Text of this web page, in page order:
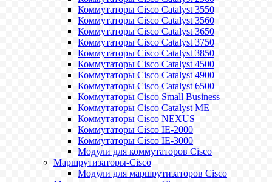
Коммутаторы Cisco Catalyst 3550
Коммутаторы Cisco Catalyst 3560
Коммутаторы Cisco Catalyst 3650
Коммутаторы Cisco Catalyst 3750
Коммутаторы Cisco Catalyst 3850
Коммутаторы Cisco Catalyst 4500
Коммутаторы Cisco Catalyst 4900
Коммутаторы Cisco Catalyst 6500
Коммутаторы Cisco Small Business
Коммутаторы Cisco Catalyst ME
Коммутаторы Cisco NEXUS
Коммутаторы Cisco IE-2000
Коммутаторы Cisco IE-3000
Модули для коммутаторов Cisco
Маршрутизаторы-Cisco
Модули для маршрутизаторов Cisco